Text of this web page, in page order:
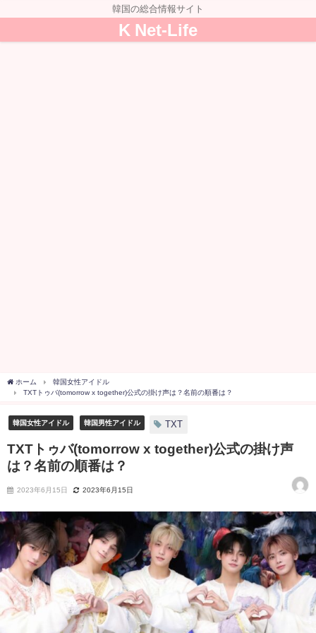
韓国の総合情報サイト
K Net-Life
ホーム
韓国女性アイドル
TXTトゥバ(tomorrow x together)公式の掛け声は？名前の順番は？
韓国女性アイドル 韓国男性アイドル TXT
TXTトゥバ(tomorrow x together)公式の掛け声
は？名前の順番は？
2023年6月15日 2023年6月15日